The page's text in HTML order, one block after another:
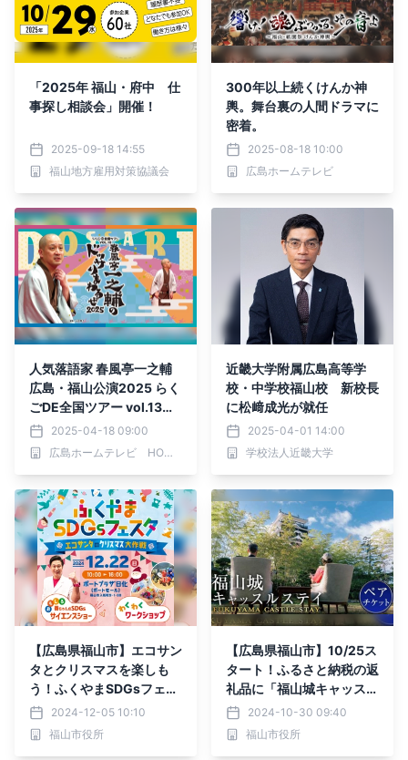
「2025年 福山・府中 仕
事探し相談会」開催！
2025-09-18 14:55
福山地方雇用対策協議会
300年以上続くけんか神
輿。舞台裏の人間ドラマに
密着。
2025-08-18 10:00
広島ホームテレビ
人気落語家 春風亭一之輔
広島・福山公演2025 らく
ごDE全国ツアー vol.13開
催
2025-04-18 09:00
広島ホームテレビ HOMEイベントセンター
近畿大学附属広島高等学
校・中学校福山校 新校長
に松﨑成光が就任
2025-04-01 14:00
学校法人近畿大学
【広島県福山市】エコサン
タとクリスマスを楽しも
う！ふくやまSDGsフェス
タを開催します！
2024-12-05 10:10
福山市役所
【広島県福山市】10/25ス
タート！ふるさと納税の返
礼品に「福山城キャッスル
ステイ」（城泊）を追加！
2024-10-30 09:40
福山市役所